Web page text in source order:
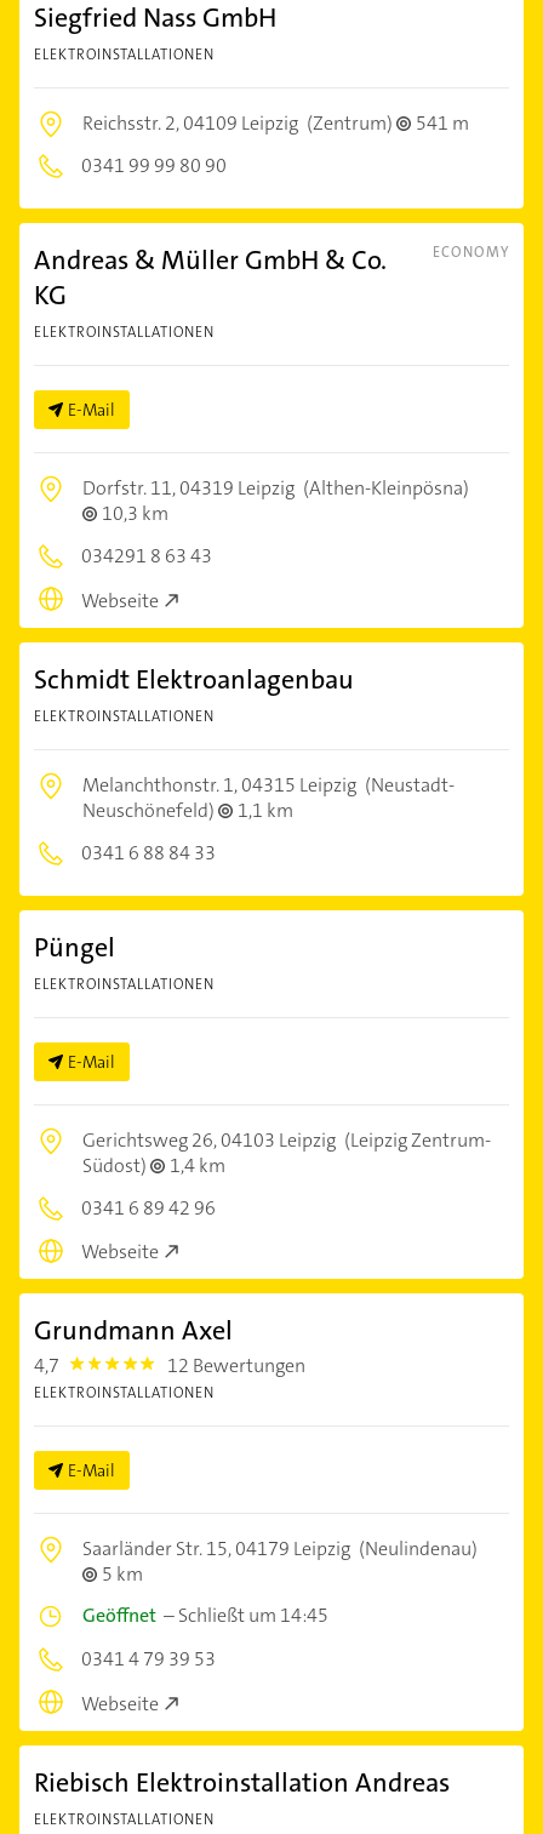
Siegfried Nass GmbH
ELEKTROINSTALLATIONEN
Reichsstr. 2,04109 Leipzig (Zentrum)
541 m
0341 99 99 80 90
ECONOMY
Andreas & Müller GmbH & Co.
KG
ELEKTROINSTALLATIONEN
E-Mail
Dorfstr. 11,04319 Leipzig (Althen-Kleinpösna)
10,3 km
034291 8 63 43
Webseite
Schmidt Elektroanlagenbau
ELEKTROINSTALLATIONEN
Melanchthonstr. 1,04315 Leipzig (Neustadt-
Neuschönefeld)
1,1 km
0341 6 88 84 33
Püngel
ELEKTROINSTALLATIONEN
E-Mail
Gerichtsweg 26,04103 Leipzig (Leipzig Zentrum-
Südost)
1,4 km
0341 6 89 42 96
Webseite
Grundmann Axel
4,7 4.7000003 12 Bewertungen
ELEKTROINSTALLATIONEN
E-Mail
Saarländer Str. 15,04179 Leipzig (Neulindenau)
5 km
Geöffnet –Schließt um 14:45
0341 4 79 39 53
Webseite
Riebisch Elektroinstallation Andreas
ELEKTROINSTALLATIONEN